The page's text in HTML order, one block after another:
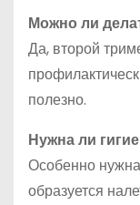
Можно ли
Да, второй
полезно.
Нужна ли
Особенно
образуется